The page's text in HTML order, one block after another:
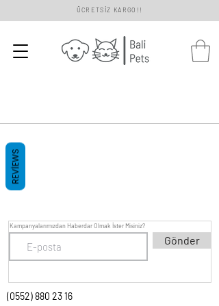
ÜCRETSİZ KARGO!!
Kampanyalarımızdan Haberdar Olmak İster Misiniz?
Gönder
(0552) 880 23 16
REVIEWS